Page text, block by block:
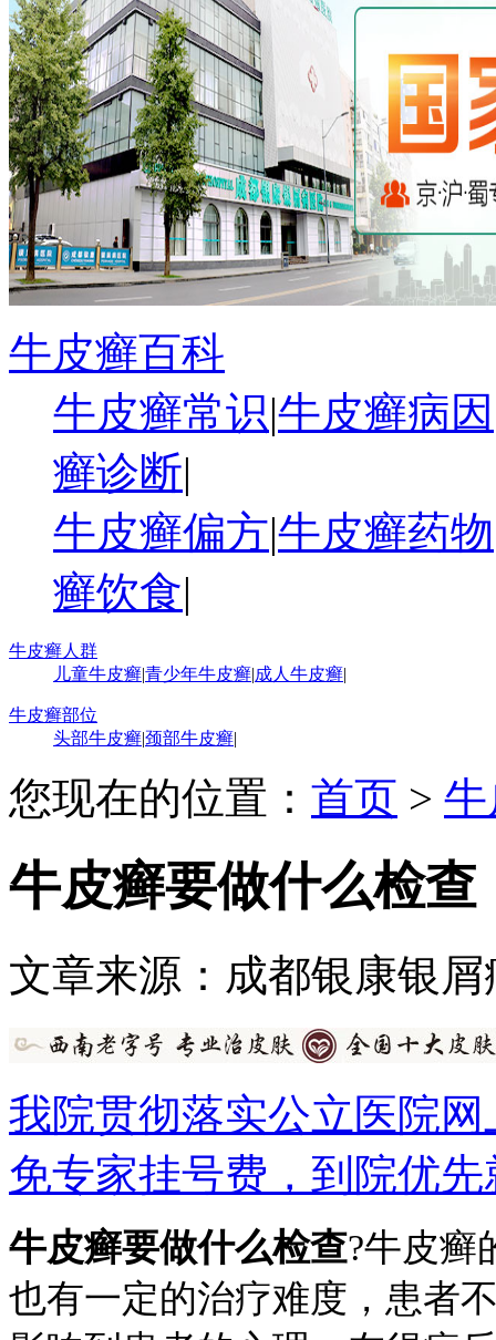
牛皮癣百科
牛皮癣常识|牛皮癣病因
癣诊断|
牛皮癣偏方|牛皮癣药物
癣饮食|
牛皮癣人群
儿童牛皮癣|青少年牛皮癣|成人牛皮癣|
牛皮癣部位
头部牛皮癣|颈部牛皮癣|
您现在的位置： 首页 >
牛皮癣要做什么检查
文章来源：成都银康银屑
我院贯彻落实公立医院
免专家挂号费，到院优先
牛皮癣要做什么检查?牛皮癣
也有一定的治疗难度，患者